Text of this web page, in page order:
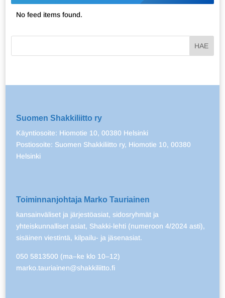
No feed items found.
Suomen Shakkiliitto ry
Käyntiosoite: Hiomotie 10, 00380 Helsinki
Postiosoite: Suomen Shakkiliitto ry, Hiomotie 10, 00380
Helsinki
Toiminnanjohtaja Marko Tauriainen
kansainväliset ja järjestöasiat, sidosryhmät ja
yhteiskunnalliset asiat, Shakki-lehti (numeroon 4/2024 asti),
sisäinen viestintä, kilpailu- ja jäsenasiat.
050 5813500 (ma–ke klo 10–12)
marko.tauriainen@shakkiliitto.fi